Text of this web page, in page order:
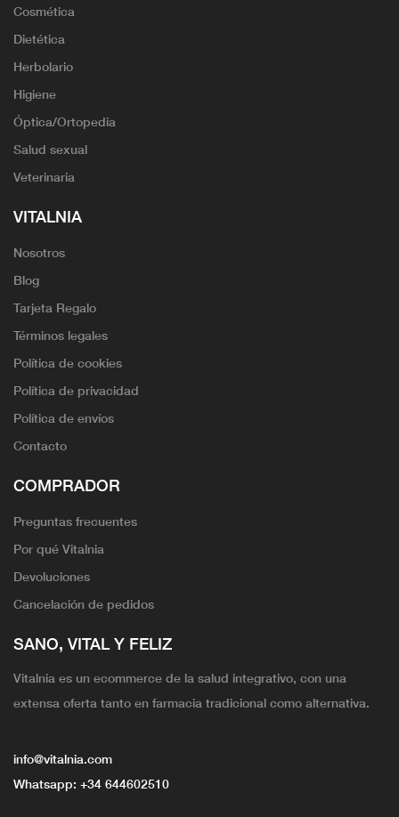
Cosmética
Dietética
Herbolario
Higiene
Óptica/Ortopedia
Salud sexual
Veterinaria
VITALNIA
Nosotros
Blog
Tarjeta Regalo
Términos legales
Política de cookies
Política de privacidad
Política de envíos
Contacto
COMPRADOR
Preguntas frecuentes
Por qué Vitalnia
Devoluciones
Cancelación de pedidos
SANO, VITAL Y FELIZ
Vitalnia es un ecommerce de la salud integrativo, con una
extensa oferta tanto en farmacia tradicional como alternativa.
info@vitalnia.com
Whatsapp: +34 644602510